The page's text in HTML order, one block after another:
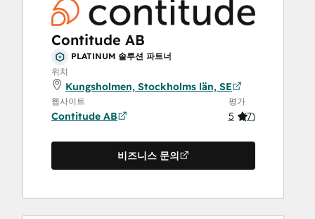
Contitude AB
PLATINUM 솔루션 파트너
위치
Kungsholmen, Stockholms län, SE
웹사이트
Contitude AB
평가
5 (7)
비즈니스 문의